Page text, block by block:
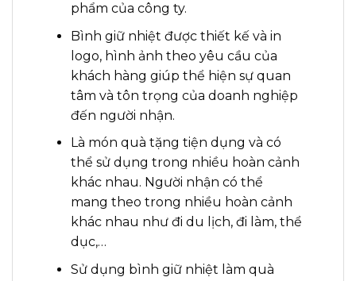
phẩm của công ty.
Bình giữ nhiệt được thiết kế và in
logo, hình ảnh theo yêu cầu của
khách hàng giúp thể hiện sự quan
tâm và tôn trọng của doanh nghiệp
đến người nhận.
Là món quà tặng tiện dụng và có
thể sử dụng trong nhiều hoàn cảnh
khác nhau. Người nhận có thể
mang theo trong nhiều hoàn cảnh
khác nhau như đi du lịch, đi làm, thể
dục,…
Sử dụng bình giữ nhiệt làm quà